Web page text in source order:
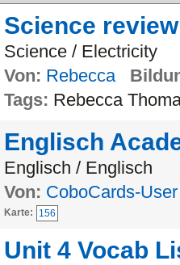
Science
Science / Electricity
Von: Rebecca
Tags: Rebecca
Englisch
Englisch / Englisch
Von: CoboCards-User
Karte: 156
Unit 4 Vocab